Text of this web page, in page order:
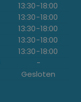
13:30-18:00
13:30-18:00
13:30-18:00
13:30-18:00
13:30-18:00
-
Gesloten